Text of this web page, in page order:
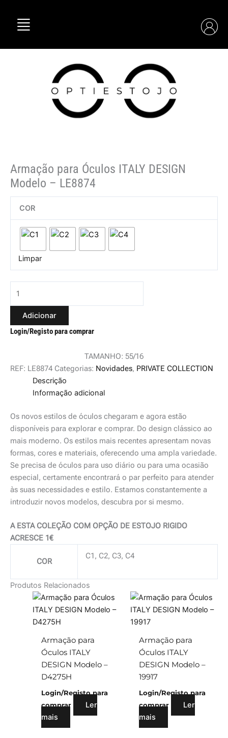
content
Armação para Óculos ITALY DESIGN
Modelo – LE8874
COR
Limpar
de
Armação
Adicionar
Login/Registo para comprar
TAMANHO: 55/16
REF: LE8874 Categorias: Novidades, PRIVATE COLLECTION
Descrição
Informação adicional
Os novos estilos de óculos chegaram e agora estão
disponíveis para explorar e comprar. Do design clássico ao
mais moderno. Os estilos mais recentes apresentam novas
formas, cores e materiais, oferecendo uma ampla variedade.
Se precisa de óculos para uso diário ou para uma ocasião
especial, certamente encontrará o par perfeito para atender
às suas necessidades e estilo. Estamos constantemente a
introduzir novos modelos, descubra por si mesmo.
A ESTA COLEÇÃO COM OPÇÃO DE ESTOJO RIGIDO
ACRESCE 1€
COR
C1, C2, C3, C4
Produtos Relacionados
Armação para
Óculos ITALY
DESIGN Modelo –
D4275H
Login/Registo para
comprar
Ler
mais
Armação para
Óculos ITALY
DESIGN Modelo –
19917
Login/Registo para
comprar
Ler
mais